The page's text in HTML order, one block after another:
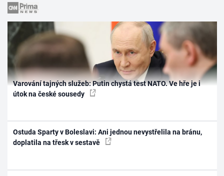
Varování tajných služeb: Putin chystá test NATO. Ve hře je i
útok na české sousedy
Ostuda Sparty v Boleslavi: Ani jednou nevystřelila na bránu,
doplatila na třesk v sestavě